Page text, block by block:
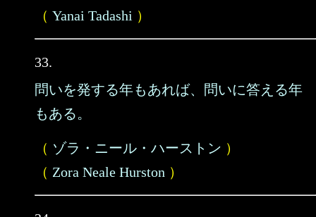
（ Yanai Tadashi ）
33.
問いを発する年もあれば、問いに答える年
もある。
（ ゾラ・ニール・ハーストン ）
（ Zora Neale Hurston ）